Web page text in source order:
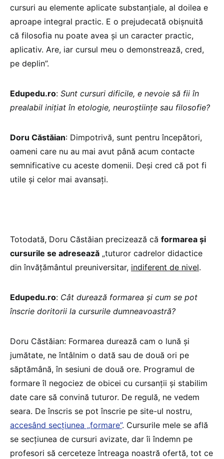
cursuri au elemente aplicate substanțiale, al doilea e
aproape integral practic. E o prejudecată obișnuită
că filosofia nu poate avea și un caracter practic,
aplicativ. Are, iar cursul meu o demonstrează, cred,
pe deplin”.
Edupedu.ro: Sunt cursuri dificile, e nevoie să fii în
prealabil inițiat în etologie, neuroștiințe sau filosofie?
Doru Căstăian: Dimpotrivă, sunt pentru începători,
oameni care nu au mai avut până acum contacte
semnificative cu aceste domenii. Deși cred că pot fi
utile și celor mai avansați.
Totodată, Doru Căstăian precizează că formarea și
cursurile se adresează „tuturor cadrelor didactice
din învățământul preuniversitar, indiferent de nivel.
Edupedu.ro: Cât durează formarea şi cum se pot
înscrie doritorii la cursurile dumneavoastră?
Doru Căstăian: Formarea durează cam o lună și
jumătate, ne întâlnim o dată sau de două ori pe
săptămână, în sesiuni de două ore. Programul de
formare îl negociez de obicei cu cursanții și stabilim
date care să convină tuturor. De regulă, ne vedem
seara. De înscris se pot înscrie pe site-ul nostru,
accesând secțiunea „formare”. Cursurile mele se află
se secțiunea de cursuri avizate, dar îi îndemn pe
profesori să cerceteze întreaga noastră ofertă, tot ce